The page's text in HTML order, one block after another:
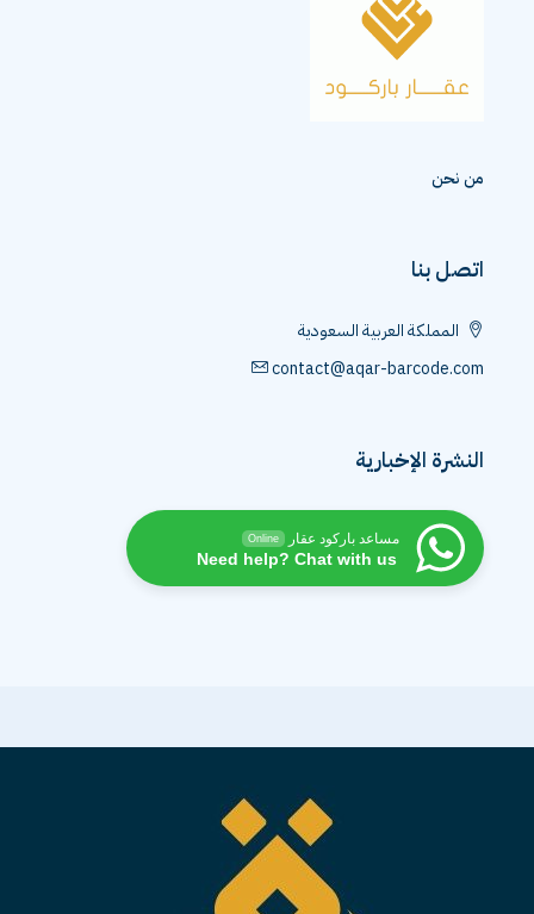
من نحن
اتصل بنا
المملكة العربية السعودية
contact@aqar-barcode.com
النشرة الإخبارية
مساعد باركود عقار Online
Need help? Chat with us